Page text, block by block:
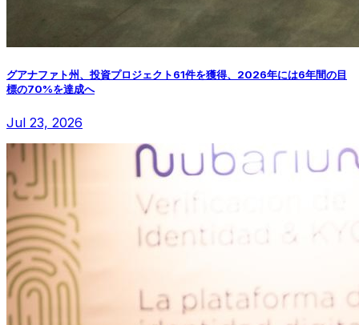
グアナファト州、投資プロジェクト61件を獲得、2026年には6年間の目
標の70%を達成へ
Jul 23, 2026